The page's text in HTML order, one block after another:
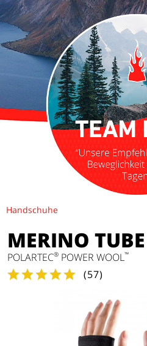
Handschuhe
MERINO TUBE
POLARTEC® POWER WOOL™
(57)